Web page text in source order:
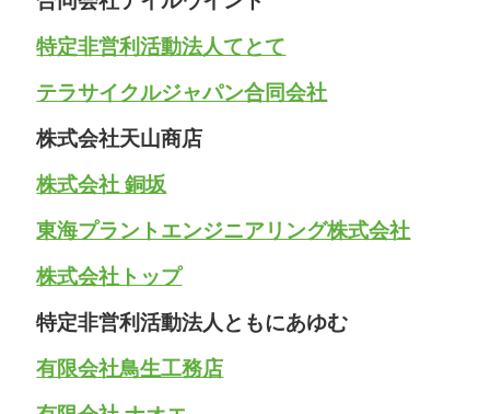
特定非営利活動法人てとて
テラサイクルジャパン合同会社
株式会社天山商店
株式会社 銅坂
東海プラントエンジニアリング株式会社
株式会社トップ
特定非営利活動法人ともにあゆむ
有限会社鳥生工務店